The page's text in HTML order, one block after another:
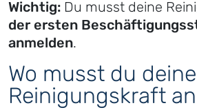
Wichtig: Du musst deine
der ersten
anmelden.
Wo musst du deine
Reinigungskraft